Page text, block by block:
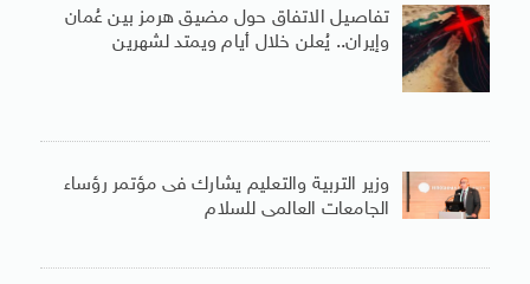
تفاصيل الاتفاق حول مضيق هرمز بين عُمان
وإيران.. يُعلن خلال أيام ويمتد لشهرين
وزير التربية والتعليم يشارك فى مؤتمر رؤساء
الجامعات العالمى للسلام